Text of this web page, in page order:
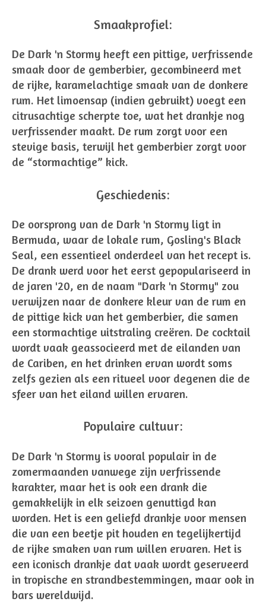
Smaakprofiel:
De Dark 'n Stormy heeft een pittige, verfrissende
smaak door de gemberbier, gecombineerd met
de rijke, karamelachtige smaak van de donkere
rum. Het limoensap (indien gebruikt) voegt een
citrusachtige scherpte toe, wat het drankje nog
verfrissender maakt. De rum zorgt voor een
stevige basis, terwijl het gemberbier zorgt voor
de “stormachtige” kick.
Geschiedenis:
De oorsprong van de Dark 'n Stormy ligt in
Bermuda, waar de lokale rum, Gosling's Black
Seal, een essentieel onderdeel van het recept is.
De drank werd voor het eerst gepopulariseerd in
de jaren '20, en de naam "Dark 'n Stormy" zou
verwijzen naar de donkere kleur van de rum en
de pittige kick van het gemberbier, die samen
een stormachtige uitstraling creëren. De cocktail
wordt vaak geassocieerd met de eilanden van
de Cariben, en het drinken ervan wordt soms
zelfs gezien als een ritueel voor degenen die de
sfeer van het eiland willen ervaren.
Populaire cultuur:
De Dark 'n Stormy is vooral populair in de
zomermaanden vanwege zijn verfrissende
karakter, maar het is ook een drank die
gemakkelijk in elk seizoen genuttigd kan
worden. Het is een geliefd drankje voor mensen
die van een beetje pit houden en tegelijkertijd
de rijke smaken van rum willen ervaren. Het is
een iconisch drankje dat vaak wordt geserveerd
in tropische en strandbestemmingen, maar ook in
bars wereldwijd.